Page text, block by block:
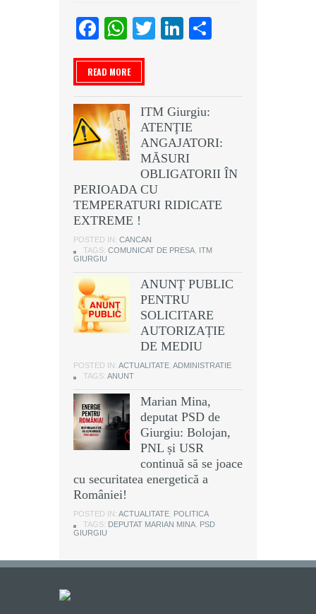
Facebook
WhatsApp
TwitterLinkedIn
READ MORE
ITM Giurgiu:
ATENŢIE
ANGAJATORI:
MĂSURI
OBLIGATORII ÎN
PERIOADA CU
TEMPERATURI RIDICATE
EXTREME !
POSTED IN: CANCAN
TAGS: COMUNICAT DE PRESA
ITM
GIURGIU
ANUNȚ PUBLIC
PENTRU
SOLICITARE
AUTORIZAȚIE
DE MEDIU
POSTED IN: ACTUALITATE ADMINISTRATIE
TAGS: ANUNT
Marian Mina,
deputat PSD de
Giurgiu: Bolojan,
PNL și USR
continuă să se joace
cu securitatea energetică a
României!
POSTED IN: ACTUALITATE
POLITICA
TAGS: DEPUTAT MARIAN MINA
PSD
GIURGIU